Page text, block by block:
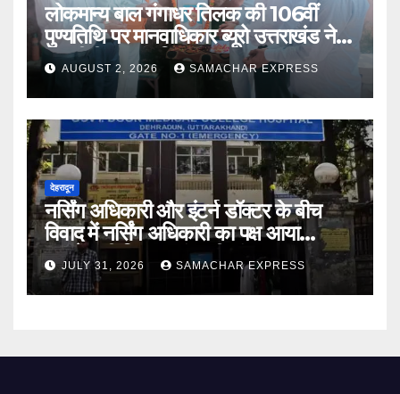
लोकमान्य बाल गंगाधर तिलक की 106वीं
पुण्यतिथि पर मानवाधिकार ब्यूरो उत्तराखंड ने दी
भावभीनी श्रद्धांजलि
AUGUST 2, 2026 SAMACHAR EXPRESS
देहरादून
नर्सिंग अधिकारी और इंटर्न डॉक्टर के बीच
विवाद में नर्सिंग अधिकारी का पक्ष आया
सामने,करी निष्पक्ष जांच की मांग
JULY 31, 2026 SAMACHAR EXPRESS